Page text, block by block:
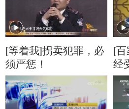
[等着我]拐卖犯罪，必
须严惩！
[
经